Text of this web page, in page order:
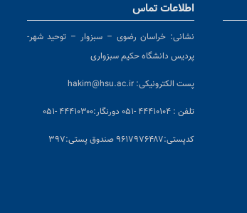
اطلاعات تماس
نشانی: خراسان رضوی – سبزوار – توحید شهر-
پردیس دانشگاه حکیم سبزواری
پست الکترونیکی: hakim@hsu.ac.ir
تلفن : ۴۴۴۱۰۱۰۴ -۰۵۱ دورنگار:۴۴۴۱۰۳۰۰ -۰۵۱
کدپستی:۹۶۱۷۹۷۶۴۸۷ صندوق پستی:۳۹۷